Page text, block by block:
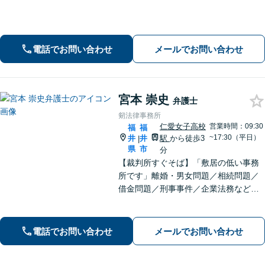
続・相続放棄ご相談ください
電話でお問い合わせ メールでお問い合わせ
宮本 崇史 弁護士
剱法律事務所
福
井
県
|
福
井
市
仁愛女子高校
駅 から徒歩3
分
営業時間：09:30
~17:30（平日）
【裁判所すぐそば】「敷居の低い事務
所です」離婚・男女問題／相続問題／
借金問題／刑事事件／企業法務など、
るよう尽力いたします【法テラス利用
可】【完全個室】【夜間・休日面談】
電話でお問い合わせ メールでお問い合わせ